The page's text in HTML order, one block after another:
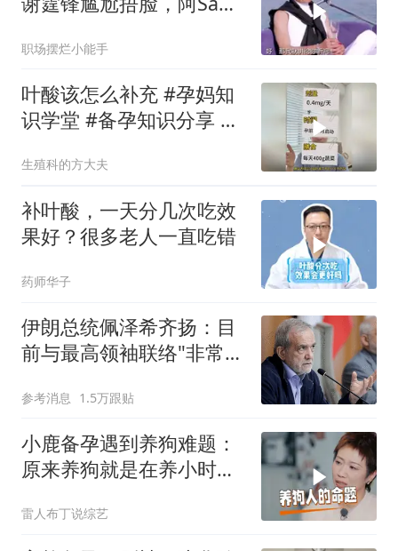
职场摆烂小能手
叶酸该怎么补充 #孕妈知
识学堂 #备孕知识分享 #
线 #抖出健康知识宝藏
生殖科的方大夫
补叶酸，一天分几次吃效
果好？很多老人一直吃错
药师华子
伊朗总统佩泽希齐扬：目
前与最高领袖联络"非常困
参考消息 1.5万跟贴
小鹿备孕遇到养狗难题：
原来养狗就是在养小时候
雷人布丁说综艺